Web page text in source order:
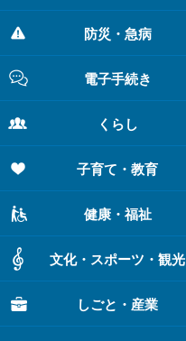
防災・急病
電子手続き
くらし
子育て・教育
健康・福祉
文化・スポーツ・観光
しごと・産業